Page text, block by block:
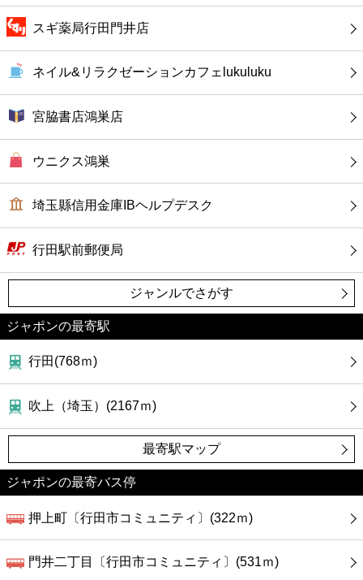
ファミレス
ファーストフード
カフェ
ショッピング
銀行
公共
スギ薬局行田門井店
ネイル&リラクゼーションカフェlukuluku
宮脇書店鴻巣店
ウニクス鴻巣
埼玉縣信用金庫IBヘルプデスク
行田駅前郵便局
ジャンルでさがす
ジャポンの最寄駅
行田(768ｍ)
吹上（埼玉）(2167ｍ)
最寄駅マップ
ジャポンの最寄バス停
押上町〔行田市コミュニティ〕(322ｍ)
門井二丁目〔行田市コミュニティ〕(531ｍ)